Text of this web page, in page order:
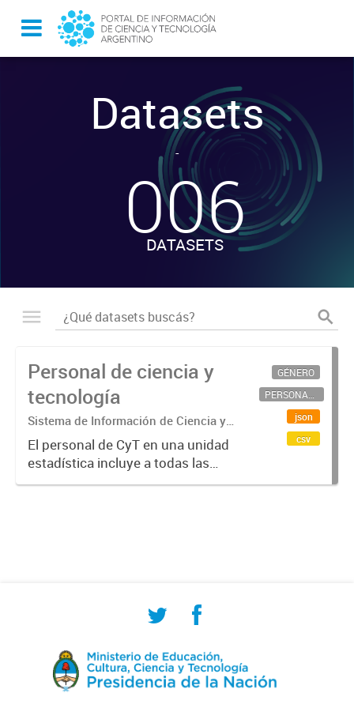
Datasets
-
006
DATASETS
Personal de ciencia y
tecnología
Sistema de Información de Ciencia y
Tecnología Argentino (SICYTAR)
El personal de CyT en una unidad
estadística incluye a todas las
personas involucradas
GÉNERO
PERSONAL CIENTÍFICO-TECNOLÓGICO
json
csv